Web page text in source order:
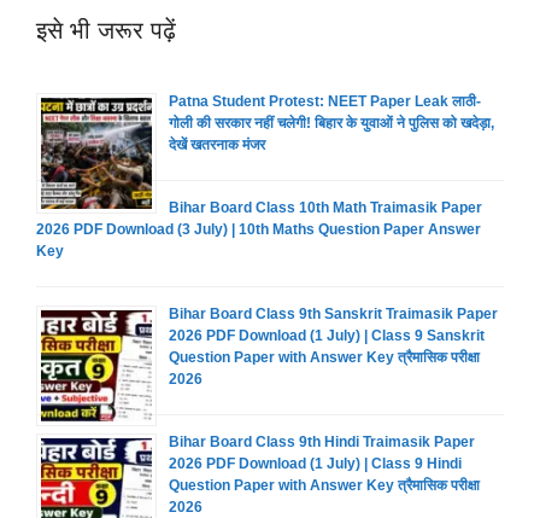
इसे भी जरूर पढ़ें
Patna Student Protest: NEET Paper Leak लाठी-
गोली की सरकार नहीं चलेगी! बिहार के युवाओं ने पुलिस को खदेड़ा,
देखें खतरनाक मंजर
Bihar Board Class 10th Math Traimasik Paper
2026 PDF Download (3 July) | 10th Maths Question Paper Answer
Key
Bihar Board Class 9th Sanskrit Traimasik Paper
2026 PDF Download (1 July) | Class 9 Sanskrit
Question Paper with Answer Key त्रैमासिक परीक्षा
2026
Bihar Board Class 9th Hindi Traimasik Paper
2026 PDF Download (1 July) | Class 9 Hindi
Question Paper with Answer Key त्रैमासिक परीक्षा
2026